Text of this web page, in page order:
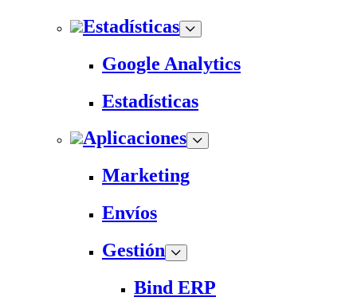
Estadísticas
Google Analytics
Estadísticas
Aplicaciones
Marketing
Envíos
Gestión
Bind ERP